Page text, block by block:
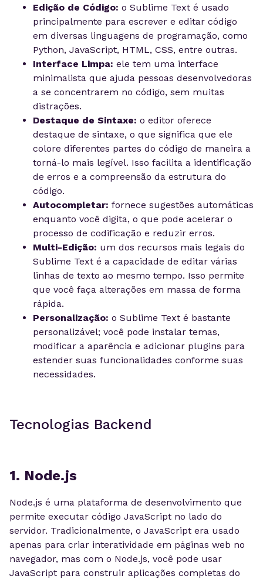
Edição de Código: o Sublime Text é usado
principalmente para escrever e editar código
em diversas linguagens de programação, como
Python, JavaScript, HTML, CSS, entre outras.
Interface Limpa: ele tem uma interface
minimalista que ajuda pessoas desenvolvedoras
a se concentrarem no código, sem muitas
distrações.
Destaque de Sintaxe: o editor oferece
destaque de sintaxe, o que significa que ele
colore diferentes partes do código de maneira a
torná-lo mais legível. Isso facilita a identificação
de erros e a compreensão da estrutura do
código.
Autocompletar: fornece sugestões automáticas
enquanto você digita, o que pode acelerar o
processo de codificação e reduzir erros.
Multi-Edição: um dos recursos mais legais do
Sublime Text é a capacidade de editar várias
linhas de texto ao mesmo tempo. Isso permite
que você faça alterações em massa de forma
rápida.
Personalização: o Sublime Text é bastante
personalizável; você pode instalar temas,
modificar a aparência e adicionar plugins para
estender suas funcionalidades conforme suas
necessidades.
Tecnologias Backend
1. Node.js
Node.js é uma plataforma de desenvolvimento que
permite executar código JavaScript no lado do
servidor. Tradicionalmente, o JavaScript era usado
apenas para criar interatividade em páginas web no
navegador, mas com o Node.js, você pode usar
JavaScript para construir aplicações completas do